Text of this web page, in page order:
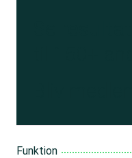
Funktion